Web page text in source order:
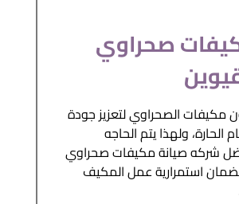
صحراوي
مكيفات الصحراوي لتعزيز جودة
الحارة، ولهذا يتم الحاجه
شركه صيانة مكيفات صحراوي
استمرارية عمل المكيف